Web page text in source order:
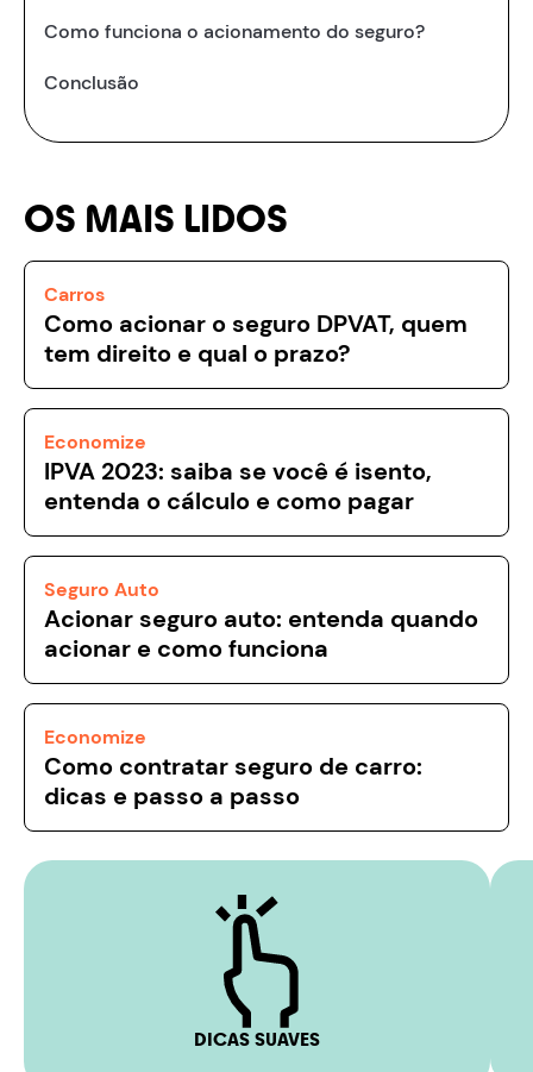
Como funciona o acionamento do seguro?
Conclusão
OS MAIS LIDOS
Carros
Como acionar o seguro DPVAT, quem
tem direito e qual o prazo?
Economize
IPVA 2023: saiba se você é isento,
entenda o cálculo e como pagar
Seguro Auto
Acionar seguro auto: entenda quando
acionar e como funciona
Economize
Como contratar seguro de carro:
dicas e passo a passo
DICAS SUAVES